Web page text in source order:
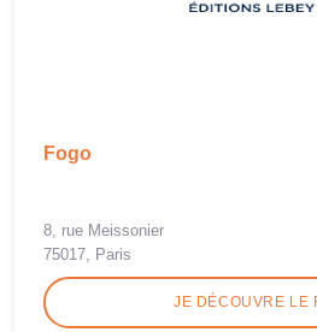
Fogo
8, rue Meissonier
75017, Paris
JE DÉCOUVRE LE